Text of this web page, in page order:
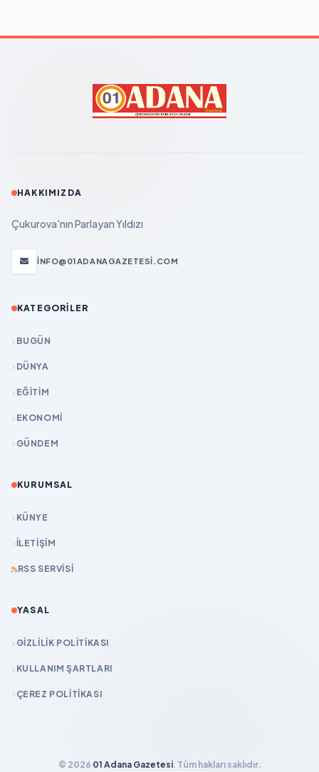
HAKKIMIZDA
Çukurova'nın Parlayan Yıldızı
INFO@01ADANAGAZETESI.COM
KATEGORILER
BUGÜN
DÜNYA
EĞİTİM
EKONOMİ
GÜNDEM
KURUMSAL
KÜNYE
İLETIŞIM
RSS SERVISI
YASAL
GIZLILIK POLITIKASI
KULLANIM ŞARTLARI
ÇEREZ POLITIKASI
© 2026 01 Adana Gazetesi. Tüm hakları saklıdır.